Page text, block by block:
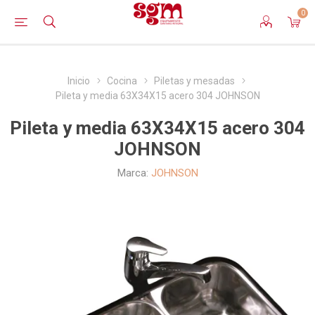
0
Inicio Cocina
Piletas y mesadas
Pileta y media 63X34X15 acero 304 JOHNSON
Pileta y media 63X34X15 acero 304
JOHNSON
Marca: JOHNSON